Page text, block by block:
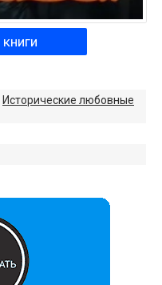
Исторические любовные